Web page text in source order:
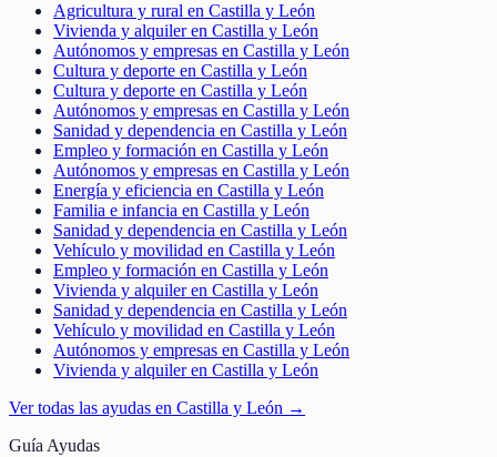
Agricultura y rural en Castilla y León
Vivienda y alquiler en Castilla y León
Autónomos y empresas en Castilla y León
Cultura y deporte en Castilla y León
Cultura y deporte en Castilla y León
Autónomos y empresas en Castilla y León
Sanidad y dependencia en Castilla y León
Empleo y formación en Castilla y León
Autónomos y empresas en Castilla y León
Energía y eficiencia en Castilla y León
Familia e infancia en Castilla y León
Sanidad y dependencia en Castilla y León
Vehículo y movilidad en Castilla y León
Empleo y formación en Castilla y León
Vivienda y alquiler en Castilla y León
Sanidad y dependencia en Castilla y León
Vehículo y movilidad en Castilla y León
Autónomos y empresas en Castilla y León
Vivienda y alquiler en Castilla y León
Ver todas las ayudas en Castilla y León →
Guía Ayudas